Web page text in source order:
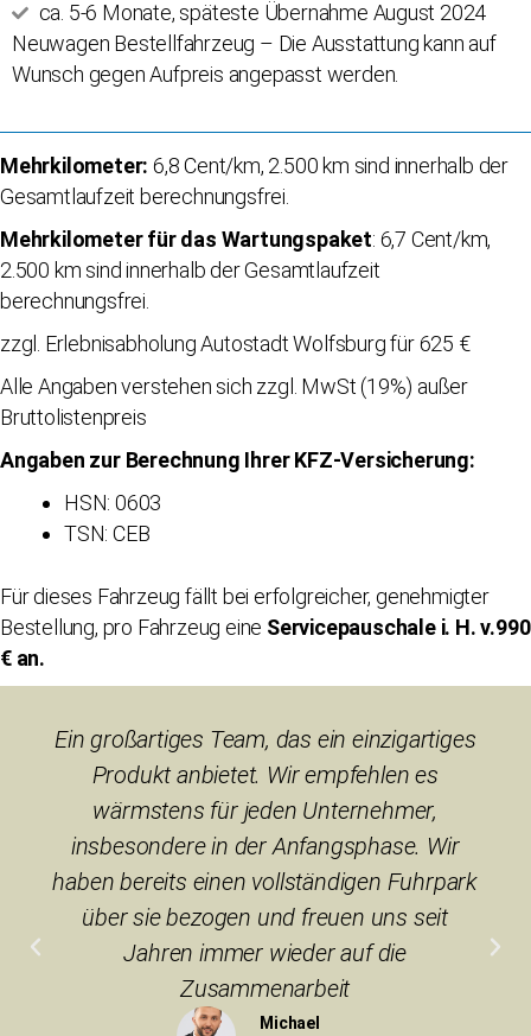
ca. 5-6 Monate, späteste Übernahme August 2024
Neuwagen Bestellfahrzeug – Die Ausstattung kann auf
Wunsch gegen Aufpreis angepasst werden.
Mehrkilometer: 6,8 Cent/km, 2.500 km sind innerhalb der
Gesamtlaufzeit berechnungsfrei.
Mehrkilometer für das Wartungspaket: 6,7 Cent/km,
2.500 km sind innerhalb der Gesamtlaufzeit
berechnungsfrei.
zzgl. Erlebnisabholung Autostadt Wolfsburg für 625 €
Alle Angaben verstehen sich zzgl. MwSt (19%) außer
Bruttolistenpreis
Angaben zur Berechnung Ihrer KFZ-Versicherung:
HSN: 0603
TSN: CEB
Für dieses Fahrzeug fällt bei erfolgreicher, genehmigter
Bestellung, pro Fahrzeug eine Servicepauschale i. H. v.990
€ an.
Ein großartiges Team, das ein einzigartiges
Produkt anbietet. Wir empfehlen es
wärmstens für jeden Unternehmer,
insbesondere in der Anfangsphase. Wir
haben bereits einen vollständigen Fuhrpark
über sie bezogen und freuen uns seit
Jahren immer wieder auf die
Zusammenarbeit
Michael